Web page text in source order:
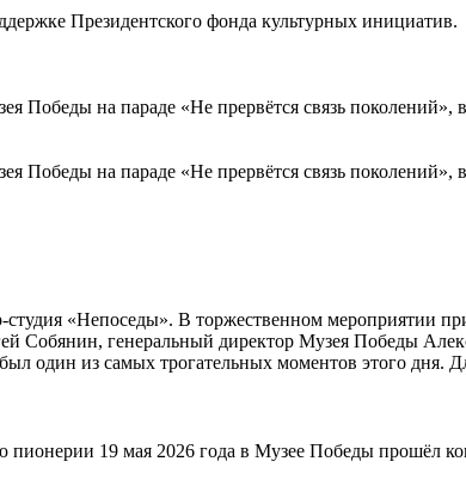
Президентского фонда культурных инициатив.
Победы на параде «Не прервётся связь поколений»,
Победы на параде «Не прервётся связь
«Непоседы». В торжественном мероприятии
генеральный директор Музея Победы
один из самых трогательных моментов этого дня.
пионерии 19 мая 2026 года в Музее Победы прошёл